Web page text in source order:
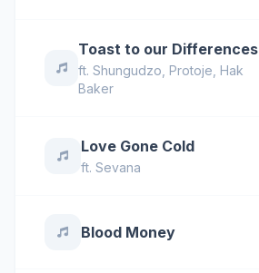
Toast to our Differences
ft.Shungudzo ,Protoje ,Hak
Baker
Love Gone Cold
ft. Sevana
Blood Money